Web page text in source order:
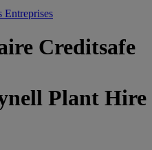
Plant Hire